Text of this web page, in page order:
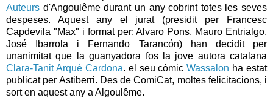
Auteurs d'Angoulême durant un any cobrint totes les seves
despeses. Aquest any el jurat (presidit per Francesc
Capdevila "Max" i format per: Alvaro Pons, Mauro Entrialgo,
José Ibarrola i Fernando Tarancón) han decidit per
unanimitat que la guanyadora fos la jove autora catalana
Clara-Tanit Arqué Cardona. el seu còmicWassalon ha estat
publicat per Astiberri. Des de ComiCat, moltes felicitacions, i
sort en aquest any a Algoulême.